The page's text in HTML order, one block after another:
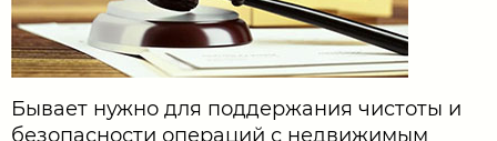
Бывает нужно для поддержания чистоты и
безопасности операций с недвижимым